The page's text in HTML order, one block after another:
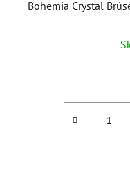
Bohemia Crystal